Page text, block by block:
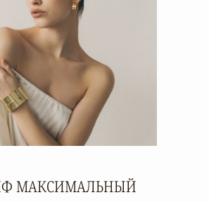
МАКСИМАЛЬНЫЙ